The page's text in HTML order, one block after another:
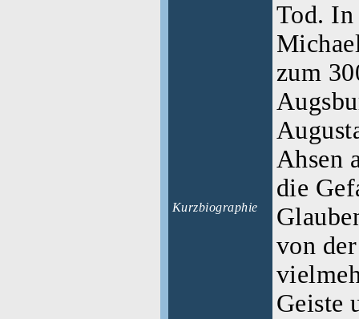
Kurzbiographie
Tod. In
zum
Ahsen
die
von
Geiste